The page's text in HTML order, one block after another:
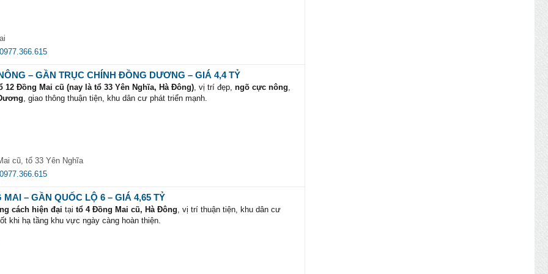
phòng khách + 1 phòng ngủ
1 phòng ngủ
nhiều thế hệ hoặc nhu cầu sử dụng linh hoạt.
các cấp
– Hà Đông
lý –
xem là ưng ngay
0977.366.615
– GẦN TRỤC CHÍNH ĐỒNG DƯƠNG – GIÁ 4,4 TỶ
12 Đồng Mai cũ (nay là tổ 33 Yên Nghĩa, Hà Đông), vị trí đẹp,ngõ cực nông,
, giao thông thuận tiện, khu dân cư phát triển mạnh.
ngủ + WC
thoáng
hợp gia đình đông người hoặc nhu cầu sử dụng linh hoạt.
, hạ tầng đang phát triển mạnh.
các cấp
cũ, tổ 33 Yên Nghĩa
0977.366.615
– GẦN QUỐC LỘ 6 – GIÁ 4,65 TỶ
cách hiện đại tạitổ 4 Đồng Mai cũ, Hà Đông, vị trí thuận tiện, khu dân cư
khi hạ tầng khu vực ngày càng hoàn thiện.
đất